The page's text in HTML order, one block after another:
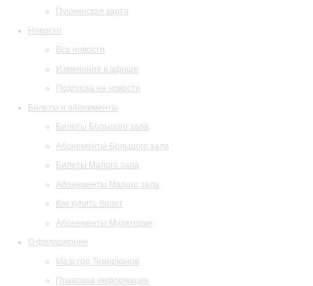
Пушкинская карта
Новости
Все новости
Изменения в афише
Подписка на новости
Билеты и абонементы
Билеты Большого зала
Абонементы Большого зала
Билеты Малого зала
Абонементы Малого зала
Как купить билет
Абонементы Музитория
О филармонии
Маэстро Темирканов
Правовая информация